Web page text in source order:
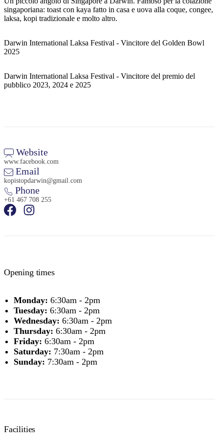
Cerca:
Sign
singaporiana: toast con kaya fatto in casa e uova alla coque, congee,
laksa, kopi tradizionale e molto altro.
Darwin International Laksa Festival - Vincitore del Golden Bowl
2025
Darwin International Laksa Festival - Vincitore del premio del
pubblico 2023, 2024 e 2025
Website
www.facebook.com
Email
kopistopdarwin@gmail.com
Phone
+61 467 708 255
Opening times
Monday: 6:30am - 2pm
Tuesday: 6:30am - 2pm
Wednesday: 6:30am - 2pm
Thursday: 6:30am - 2pm
Friday: 6:30am - 2pm
Saturday: 7:30am - 2pm
Sunday: 7:30am - 2pm
Facilities